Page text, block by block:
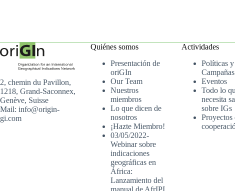
2, chemin du Pavillon,
1218, Grand-Saconnex,
Genève, Suisse
Mail: info@origin-
gi.com
Quiénes somos
Presentación de
oriGIn
Our Team
Nuestros
miembros
Lo que dicen de
nosotros
¡Hazte Miembro!
03/05/2022-
Webinar sobre
indicaciones
geográficas en
África:
Lanzamiento del
manual de AfrIPI
Actividades
Políticas y
Campañas
Eventos
Todo lo
necesita
sobre IGs
Proyectos